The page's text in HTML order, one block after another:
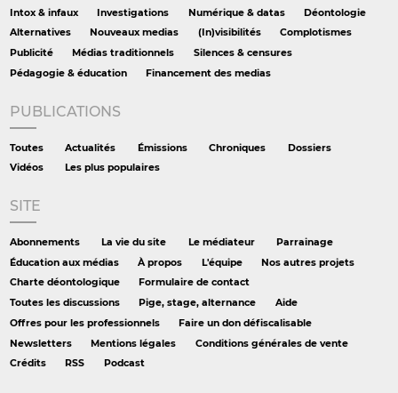
Intox & infaux
Investigations Numérique & datas
Déontologie
Alternatives
Nouveaux medias (In)visibilités
Complotismes
Publicité
Médias traditionnels
Silences & censures
Pédagogie & éducation
Financement des medias
PUBLICATIONS
Toutes Actualités Émissions Chroniques
Dossiers
Vidéos
Les plus populaires
SITE
Abonnements La vie du site Le médiateur
Parrainage
Éducation aux médias
À propos L'équipe
Nos autres projets
Charte déontologique
Formulaire de contact
Toutes les discussions
Pige, stage, alternance
Aide
Offres pour les professionnels
Faire un don défiscalisable
Newsletters
Mentions légales
Conditions générales de vente
Crédits
RSS Podcast